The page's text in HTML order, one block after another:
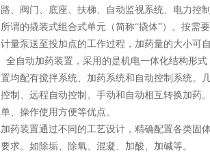
路、阀门、底座、扶梯、自动监视系统、电力控
所谓的撬装式组合式单元（简称“撬体”）。按需
计量泵送至投加点的工作过程，加药量的大小可
全自动加药装置，采用的是机电一体化结构形
置均配有搅拌系统、加药系统和自动控制系统。
控制、远程自动控制、手动和自动相互转换加药
单、操作使用方便等优点。
加药装置通过不同的工艺设计，精确配置各类固
要求。如除垢、除氧、混凝、加酸、加碱等。